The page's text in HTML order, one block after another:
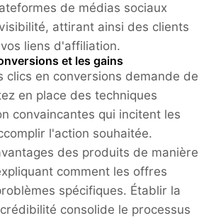
de médias sociaux
attirant ainsi des clients
liens d'affiliation.
et les gains
clics en conversions demande de
en place des techniques
convaincantes qui incitent les
l'action souhaitée.
des produits de manière
comment les offres
spécifiques. Établir la
consolide le processus